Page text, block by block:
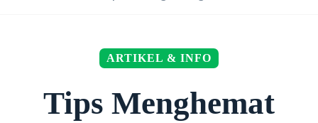
ARTIKEL & INFO
Tips Menghemat